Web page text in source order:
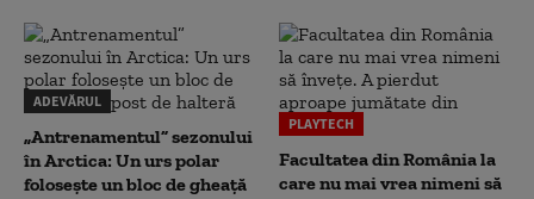
ADEVĂRUL
„Antrenamentul” sezonului
în Arctica: Un urs polar
folosește un bloc de gheață
PLAYTECH
Facultatea din România la
care nu mai vrea nimeni să